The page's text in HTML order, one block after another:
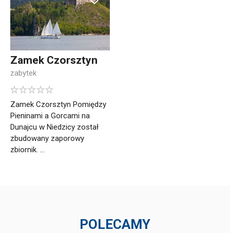
Zamek Czorsztyn
zabytek
Zamek Czorsztyn Pomiędzy
Pieninami a Gorcami na
Dunajcu w Niedzicy został
zbudowany zaporowy
zbiornik. ...
POLECAMY